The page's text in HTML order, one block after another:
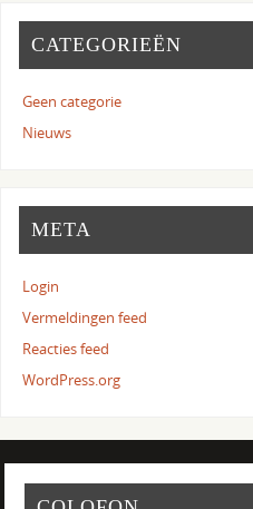
CATEGORIEËN
Geen categorie
Nieuws
META
Login
Vermeldingen feed
Reacties feed
WordPress.org